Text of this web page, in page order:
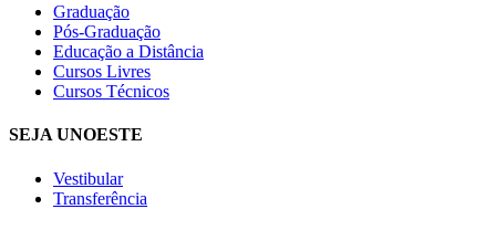
Graduação
Pós-Graduação
Educação a Distância
Cursos Livres
Cursos Técnicos
SEJA UNOESTE
Vestibular
Transferência